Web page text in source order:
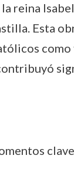
reina
Esta